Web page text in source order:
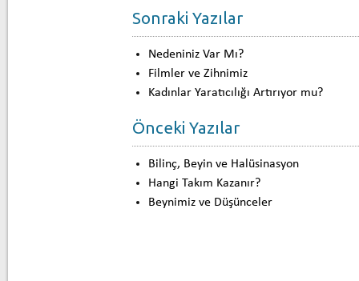
Sonraki Yazılar
Nedeniniz Var Mı?
Filmler ve Zihnimiz
Kadınlar Yaratıcılığı Artırıyor mu?
Önceki Yazılar
Bilinç, Beyin ve Halüsinasyon
Hangi Takım Kazanır?
Beynimiz ve Düşünceler